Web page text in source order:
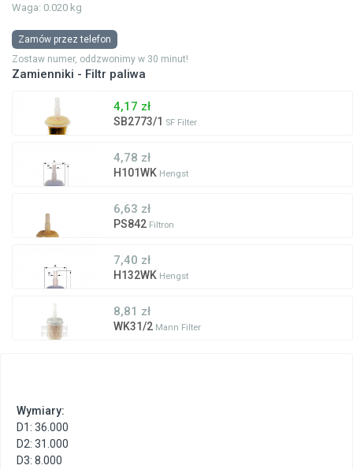
Waga: 0.020 kg
Zamów przez telefon
Zostaw numer, oddzwonimy w 30 minut!
Zamienniki - Filtr paliwa
4,17 zł
SB2773/1 SF Filter
4,78 zł
H101WK Hengst
6,63 zł
PS842 Filtron
7,40 zł
H132WK Hengst
8,81 zł
WK31/2 Mann Filter
Wymiary:
D1: 36.000
D2: 31.000
D3: 8.000